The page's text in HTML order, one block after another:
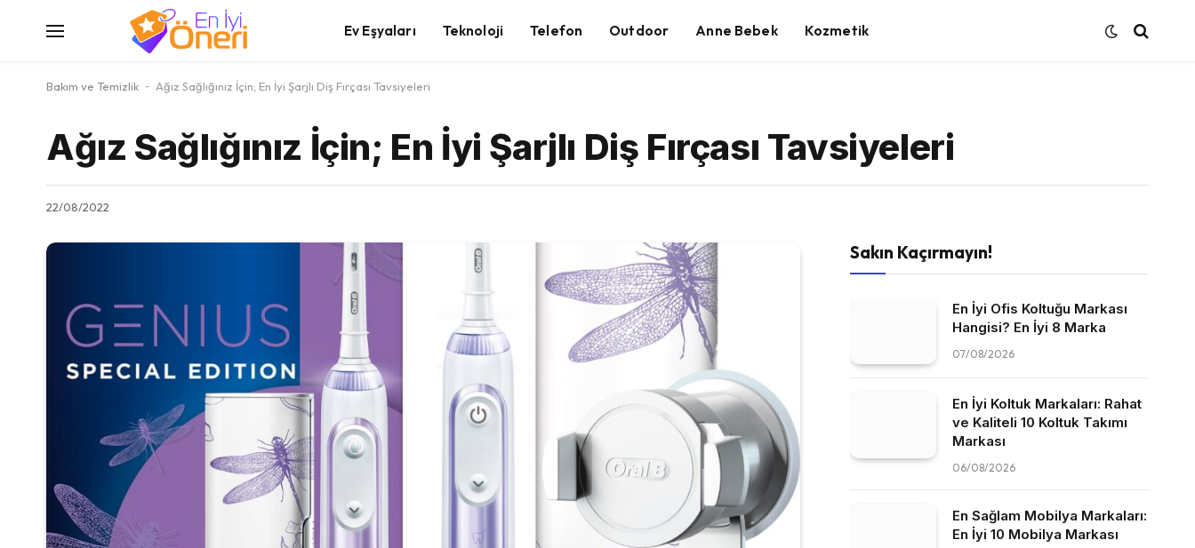
Ev Eşyaları Teknoloji Telefon Outdoor Anne Bebek Kozmetik
Bakım ve Temizlik - Ağız Sağlığınız İçin; En İyi Şarjlı Diş Fırçası Tavsiyeleri
Ağız Sağlığınız İçin; En İyi Şarjlı Diş Fırçası Tavsiyeleri
22/08/2022
Sakın Kaçırmayın!
En İyi Ofis Koltuğu Markası
Hangisi? En İyi 8 Marka
07/08/2026
En İyi Koltuk Markaları: Rahat
ve Kaliteli 10 Koltuk Takımı
Markası
06/08/2026
En Sağlam Mobilya Markaları:
En İyi 10 Mobilya Markası